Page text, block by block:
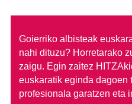
Goierriko albisteak
nahi dituzu? Horretarako
zaigu. Egin zaitez
euskaratik eginda dagoen
profesionala garatzen eta